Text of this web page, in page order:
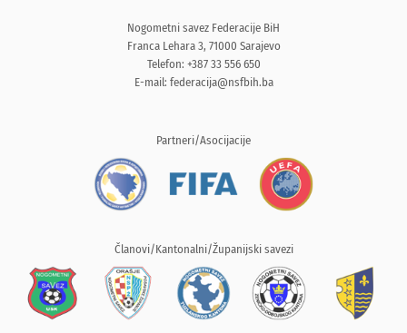
Nogometni savez Federacije BiH
Franca Lehara 3, 71000 Sarajevo
Telefon: +387 33 556 650
E-mail: federacija@nsfbih.ba
Partneri/Asocijacije
Članovi/Kantonalni/Županijski savezi